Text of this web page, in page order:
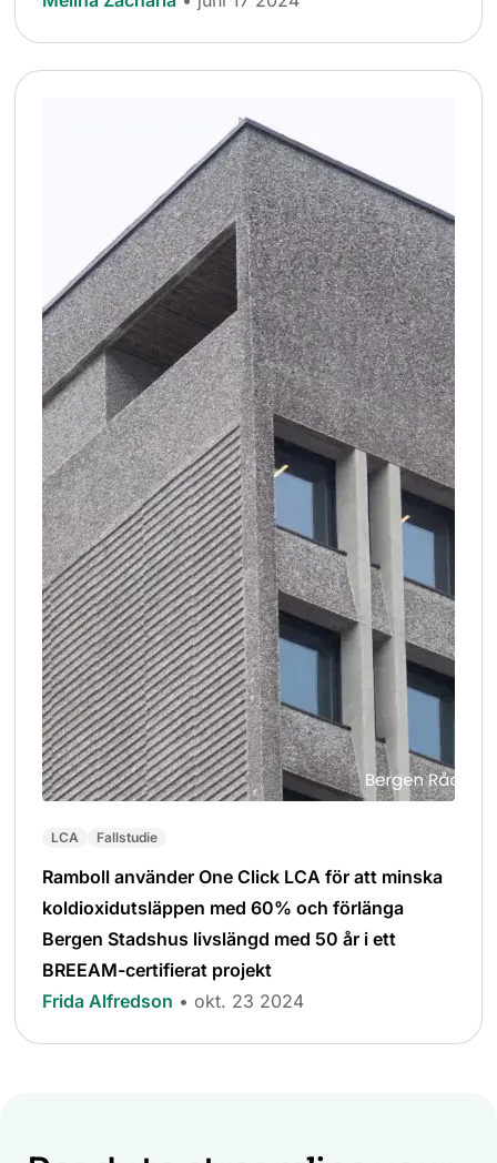
LCA Fallstudie
Ramboll använder One Click LCA för att minska
koldioxidutsläppen med 60% och förlänga
Bergen Stadshus livslängd med 50 år i ett
BREEAM-certifierat projekt
Frida Alfredson • okt. 23 2024